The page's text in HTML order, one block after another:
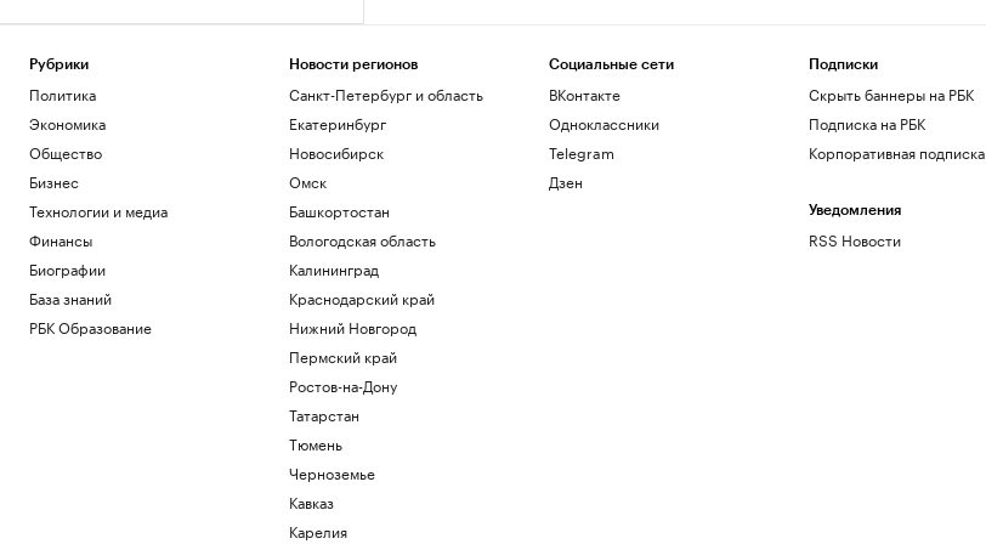
Рубрики
Политика
Экономика
Общество
Бизнес
Технологии и медиа
Финансы
Биографии
База знаний
РБК Образование
Новости регионов
Санкт-Петербург и область
Екатеринбург
Новосибирск
Омск
Башкортостан
Вологодская область
Калининград
Краснодарский край
Нижний Новгород
Пермский край
Ростов-на-Дону
Татарстан
Тюмень
Черноземье
Кавказ
Карелия
Социальные сети
ВКонтакте
Одноклассники
Telegram
Дзен
Подписки
Скрыть баннеры на РБК
Подписка на РБК
Корпоративная подписка
Уведомления
RSS Новости